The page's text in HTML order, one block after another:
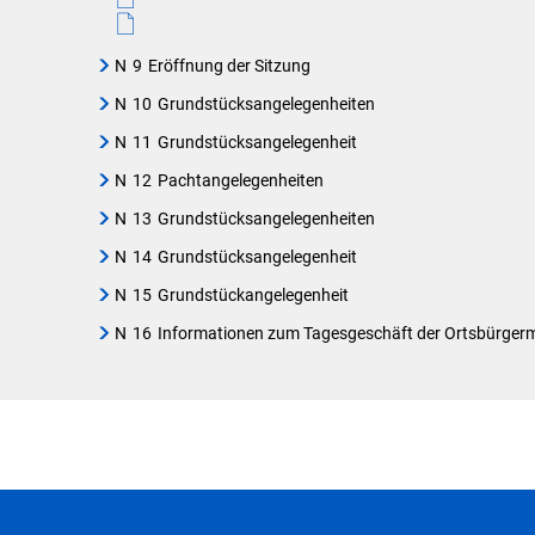
N 9 Eröffnung der Sitzung
N 10 Grundstücksangelegenheiten
N 11 Grundstücksangelegenheit
N 12 Pachtangelegenheiten
N 13 Grundstücksangelegenheiten
N 14 Grundstücksangelegenheit
N 15 Grundstückangelegenheit
N 16 Informationen zum Tagesgeschäft der